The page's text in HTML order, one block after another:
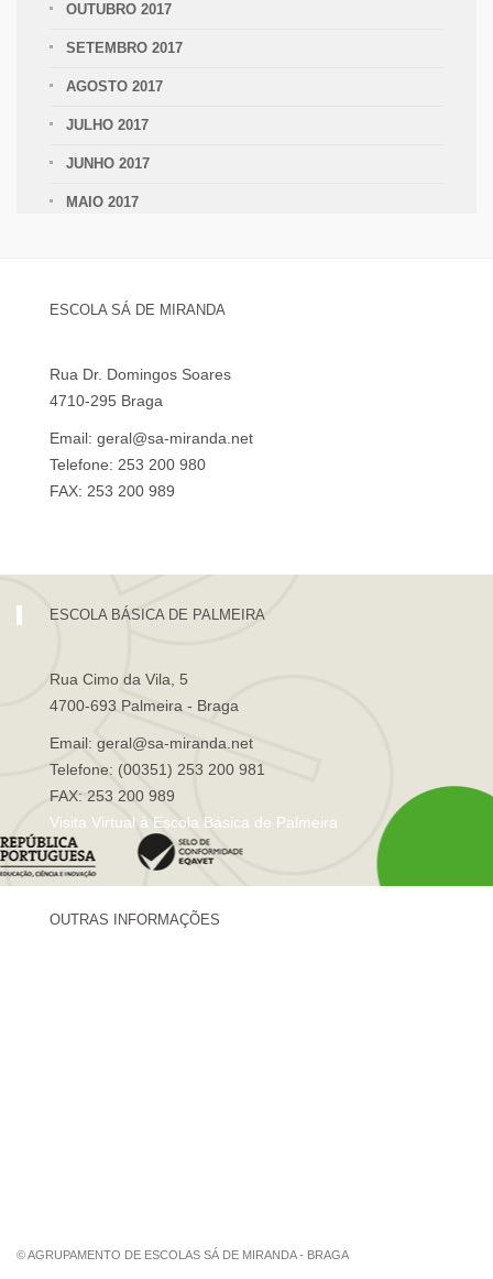
OUTUBRO 2017
SETEMBRO 2017
AGOSTO 2017
JULHO 2017
JUNHO 2017
MAIO 2017
ESCOLA SÁ DE MIRANDA
Rua Dr. Domingos Soares
4710-295 Braga
Email: geral@sa-miranda.net
Telefone: 253 200 980
FAX: 253 200 989
ESCOLA BÁSICA DE PALMEIRA
Rua Cimo da Vila, 5
4700-693 Palmeira - Braga
Email: geral@sa-miranda.net
Telefone: (00351) 253 200 981
FAX: 253 200 989
Visita Virtual à Escola Básica de Palmeira
OUTRAS INFORMAÇÕES
© AGRUPAMENTO DE ESCOLAS SÁ DE MIRANDA - BRAGA